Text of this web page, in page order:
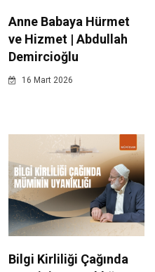
Anne Babaya Hürmet
ve Hizmet | Abdullah
Demircioğlu
16 Mart 2026
Bilgi Kirliliği Çağında